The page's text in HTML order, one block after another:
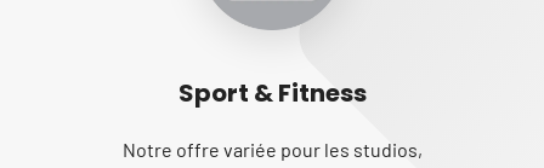
Sport & Fitness
Notre offre variée pour les studios,